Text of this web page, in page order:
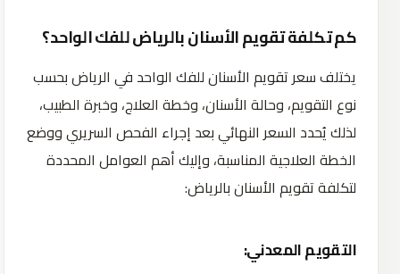
كم تكلفة تقويم الأسنان بالرياض للفك الواحد؟
يختلف سعر تقويم الأسنان للفك الواحد في الرياض بحسب
نوع التقويم، وحالة الأسنان، وخطة العلاج، وخبرة الطبيب،
لذلك يُحدد السعر النهائي بعد إجراء الفحص السريري ووضع
الخطة العلاجية المناسبة، وإليك أهم العوامل المحددة
لتكلفة تقويم الأسنان بالرياض:
التقويم المعدني: